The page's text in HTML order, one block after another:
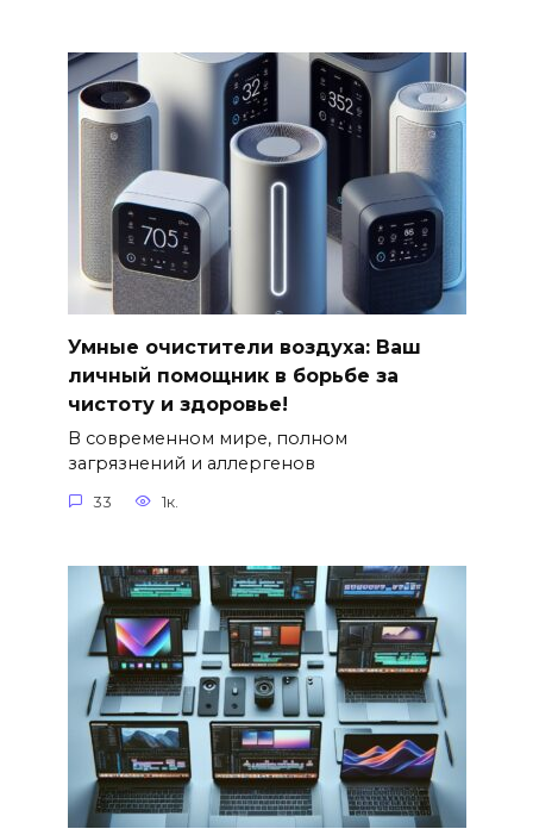
Умные очистители воздуха: Ваш
личный помощник в борьбе за
чистоту и здоровье!
В современном мире, полном
загрязнений и аллергенов
33 1к.